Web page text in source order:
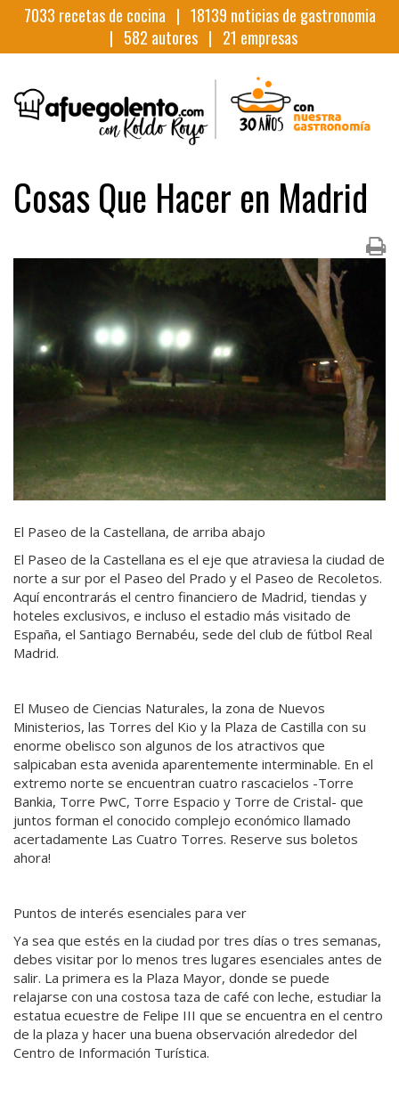
7033 recetas de cocina | 18139 noticias de gastronomia
| 582 autores | 21 empresas
Cosas Que Hacer en Madrid
El Paseo de la Castellana, de arriba abajo
El Paseo de la Castellana es el eje que atraviesa la ciudad de
norte a sur por el Paseo del Prado y el Paseo de Recoletos.
Aquí encontrarás el centro financiero de Madrid, tiendas y
hoteles exclusivos, e incluso el estadio más visitado de
España, el Santiago Bernabéu, sede del club de fútbol Real
Madrid.
El Museo de Ciencias Naturales, la zona de Nuevos
Ministerios, las Torres del Kio y la Plaza de Castilla con su
enorme obelisco son algunos de los atractivos que
salpicaban esta avenida aparentemente interminable. En el
extremo norte se encuentran cuatro rascacielos -Torre
Bankia, Torre PwC, Torre Espacio y Torre de Cristal- que
juntos forman el conocido complejo económico llamado
acertadamente Las Cuatro Torres. Reserve sus boletos
ahora!
Puntos de interés esenciales para ver
Ya sea que estés en la ciudad por tres días o tres semanas,
debes visitar por lo menos tres lugares esenciales antes de
salir. La primera es la Plaza Mayor, donde se puede
relajarse con una costosa taza de café con leche, estudiar la
estatua ecuestre de Felipe III que se encuentra en el centro
de la plaza y hacer una buena observación alrededor del
Centro de Información Turística.